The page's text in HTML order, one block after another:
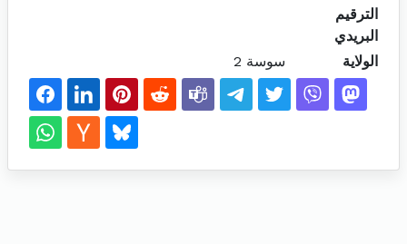
الترقيم
البريدي
الولاية
سوسة 2